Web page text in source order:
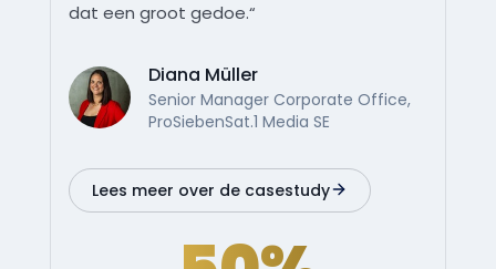
dat een groot gedoe.“
Diana Müller
Senior Manager Corporate Office,
ProSiebenSat.1 Media SE
Lees meer over de casestudy